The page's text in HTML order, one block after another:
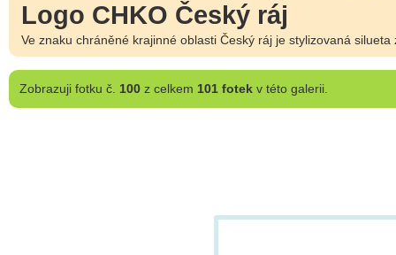
Logo CHKO Český ráj
Ve znaku chráněné krajinné oblasti Český ráj je stylizovaná
Zobrazujifotku č. 100z celkem 101 fotekv této galerii.